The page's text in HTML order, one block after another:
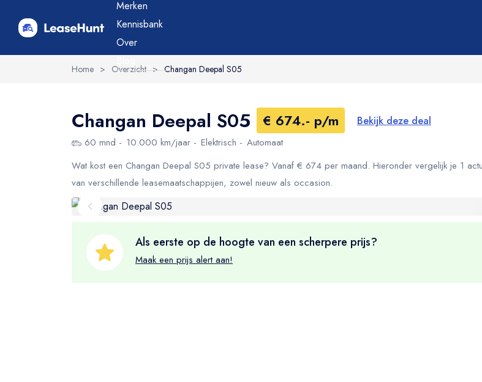
Merken
Kennisbank
Over
Home > Overzicht > Changan Deepal S05
Changan Deepal S05 € 674.- p/m Bekijk deze deal
60 mnd 10.000 km/jaar Elektrisch
Automaat
Wat kost een Changan Deepal S05 private lease? Vanaf € 674 per maand. Hieronder vergelijk je 1
van verschillende leasemaatschappijen, zowel nieuw als occasion.
Als eerste op de hoogte van een scherpere prijs?
Maak een prijs alert aan!